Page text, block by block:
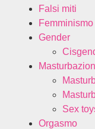
Falsi miti
Femminismo
Gender
Sex
Orgasmo